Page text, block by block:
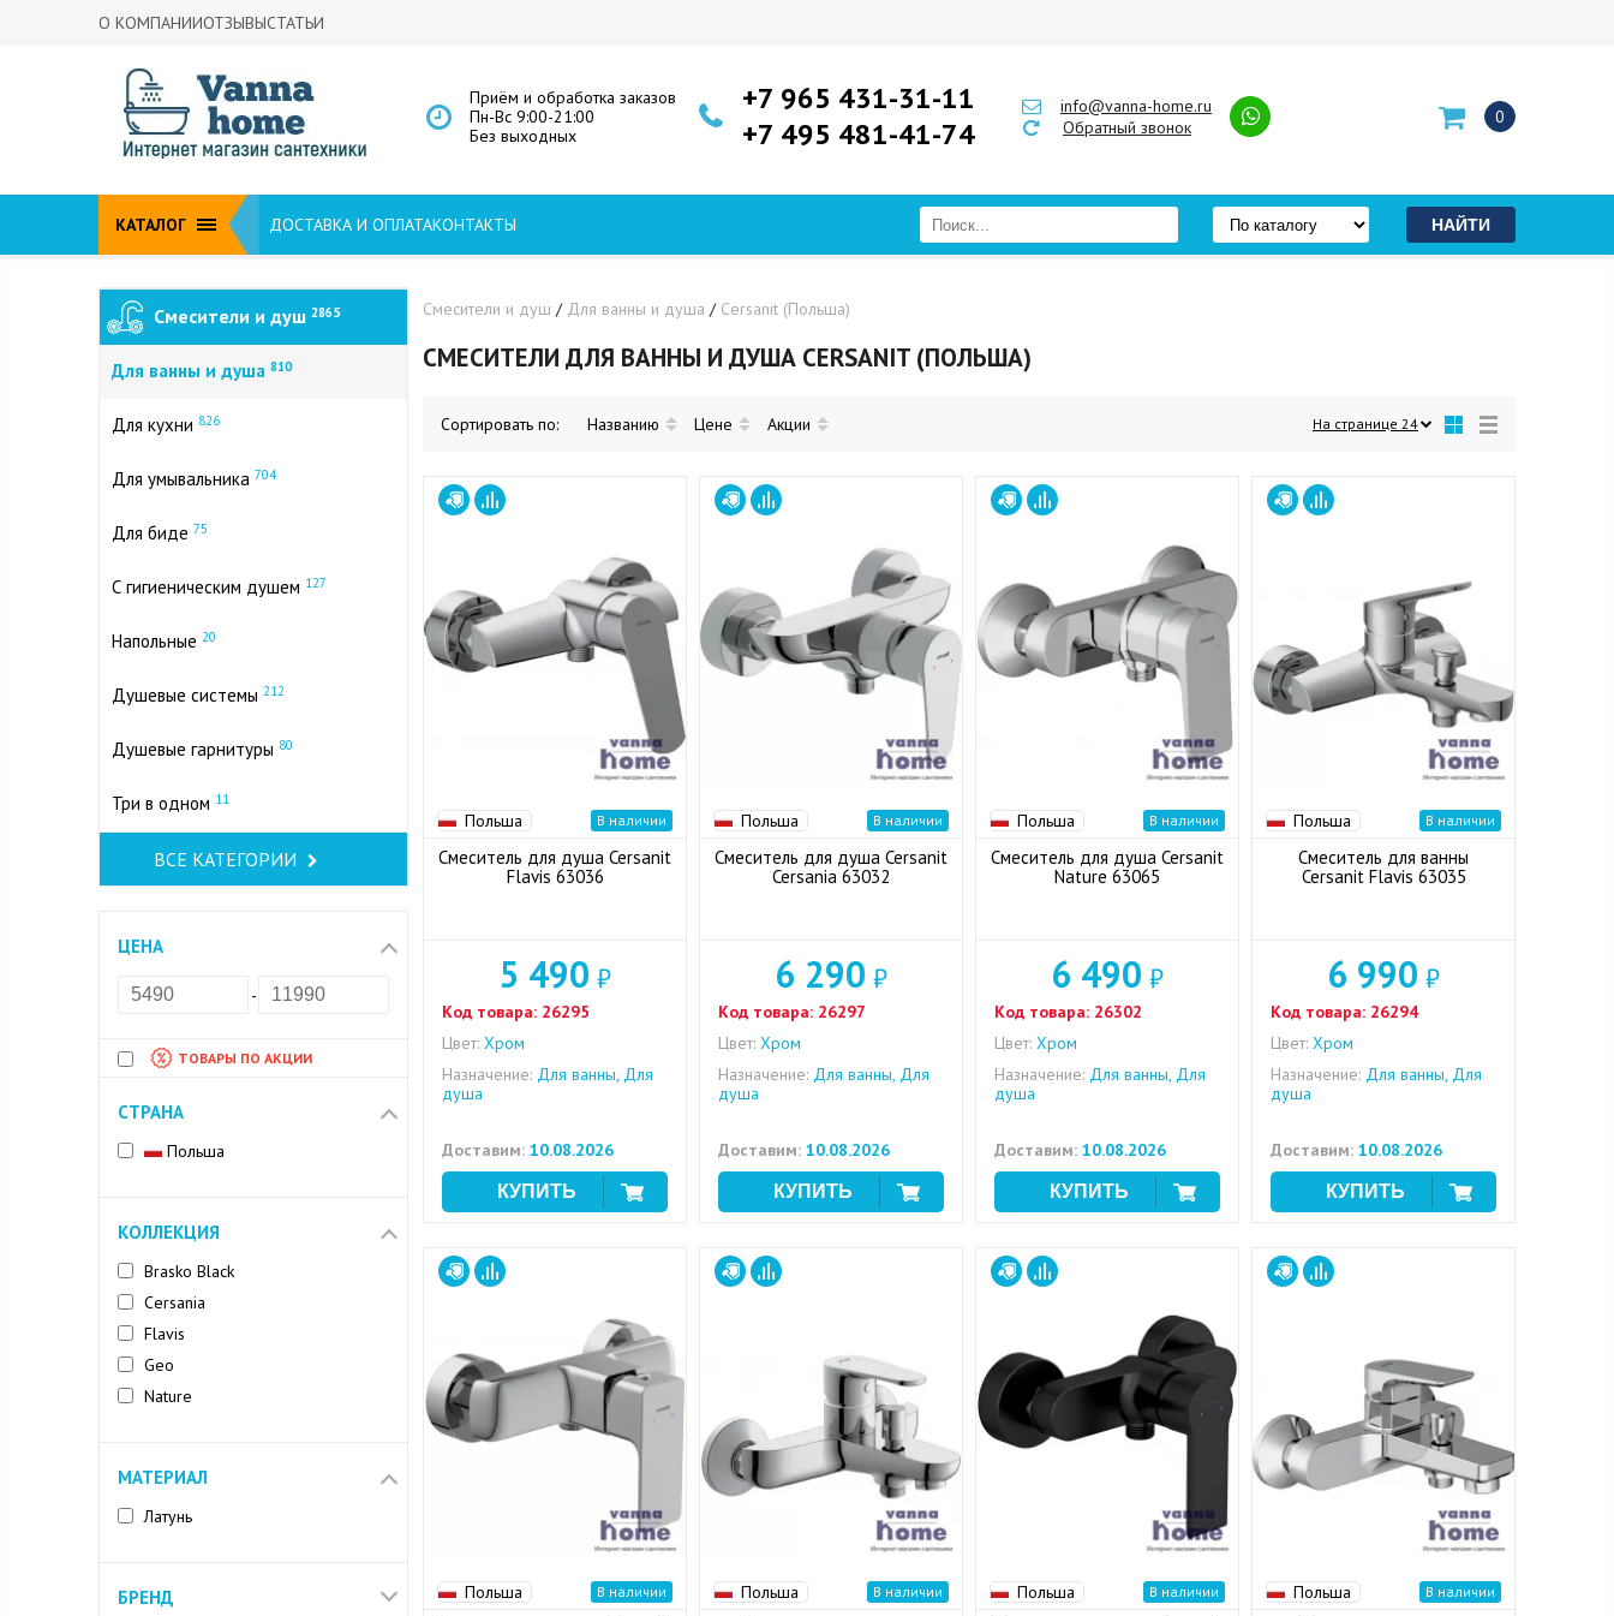
О КОМПАНИИОТЗЫВЫСТАТЬИ
Приём и обработка заказов
Пн-Вс 9:00-21:00
Без выходных
+7 965 431-31-11
+7 495 481-41-74
info@vanna-home.ru
Обратный звонок
0
КАТАЛОГ ДОСТАВКА И ОПЛАТАКОНТАКТЫ
Смесители и душ 2865
Для ванны и душа 810
Для кухни 826
Для умывальника 704
Для биде 75
С гигиеническим душем 127
Напольные 20
Душевые системы 212
Душевые гарнитуры 80
Три в одном 11
ВСЕ КАТЕГОРИИ
ЦЕНА
-
ТОВАРЫ ПО АКЦИИ
СТРАНА
Польша
КОЛЛЕКЦИЯ
Brasko Black
Cersania
Flavis
Geo
Nature
МАТЕРИАЛ
Латунь
БРЕНД
Смесители и душ / Для ванны и душа / Cersanit (Польша)
СМЕСИТЕЛИ ДЛЯ ВАННЫ И ДУША CERSANIT (ПОЛЬША)
Сортировать по: Названию Цене Акции На странице 24
Польша В наличии
Смеситель для душа Cersanit
Flavis 63036
5 490 ₽
Код товара: 26295
Цвет: Хром
Назначение: Для ванны, Для
душа
Доставим: 10.08.2026
Польша В наличии
Смеситель для душа Cersanit
Cersania 63032
6 290 ₽
Код товара: 26297
Цвет: Хром
Назначение: Для ванны, Для
душа
Доставим: 10.08.2026
Польша В наличии
Смеситель для душа Cersanit
Nature 63065
6 490 ₽
Код товара: 26302
Цвет: Хром
Назначение: Для ванны, Для
душа
Доставим: 10.08.2026
Польша В наличии
Смеситель для ванны
Cersanit Flavis 63035
6 990 ₽
Код товара: 26294
Цвет: Хром
Назначение: Для ванны, Для
душа
Доставим: 10.08.2026
Польша В наличии Польша В наличии Польша В наличии Польша В наличии